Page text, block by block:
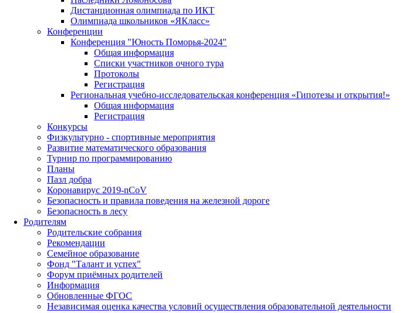
Дистанционная олимпиада по ИКТ
Олимпиада школьников «ЯКласс»
Конференции
Конференция "Юность Поморья-2024"
Общая информация
Списки участников очного тура
Протоколы
Регистрация
Региональная учебно-исследовательская конференция «Гипотезы и открытия!»
Общая информация
Регистрация
Конкурсы
Физкультурно - спортивные мероприятия
Развитие математического образования
Турнир по программированию
Планы
Пазл добра
Коронавирус 2019-nCoV
Безопасность и правила поведения на железной дороге
Безопасность в лесу
Родителям
Родительские собрания
Рекомендации
Семейное образование
Фонд "Талант и успех"
Форум приёмных родителей
Информация
Обновленные ФГОС
Независимая оценка качества условий осуществления образовательной деятельности